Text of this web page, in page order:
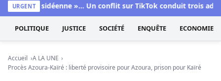
URGENT
», « sidéenne »… Un conflit sur TikTok conduit trois
POLITIQUE JUSTICE SOCIÉTÉ ENQUÊTE ECONOMIE
Accueil
A LA UNE
Procès Azoura-Kaïré : liberté provisoire pour Azoura, prison pour Kaïré